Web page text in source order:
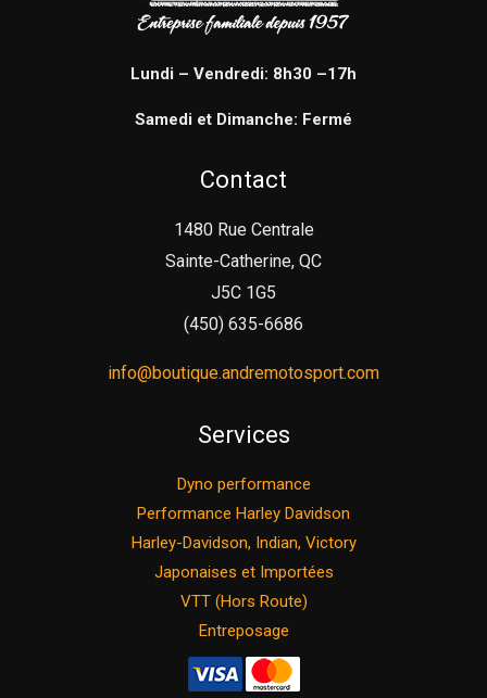
Lundi – Vendredi: 8h30 –17h
Samedi et Dimanche: Fermé
Contact
1480 Rue Centrale
Sainte-Catherine, QC
J5C 1G5
(450) 635-6686
info@boutique.andremotosport.com
Services
Dyno performance
Performance Harley Davidson
Harley-Davidson, Indian, Victory
Japonaises et Importées
VTT (Hors Route)
Entreposage